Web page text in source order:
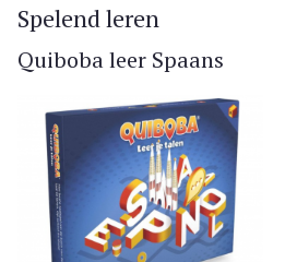
Spelend leren
Quiboba leer Spaans